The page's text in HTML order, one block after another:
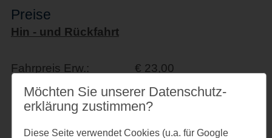
Preise
Hin - und Rückfahrt
Fahrpreis Erw.: € 23,00
Rentner ab 99 Jahre: € 0,00
Möchten Sie unserer Datenschutz­
erklärung zustimmen?
Diese Seite verwendet Cookies (u.a. für Google